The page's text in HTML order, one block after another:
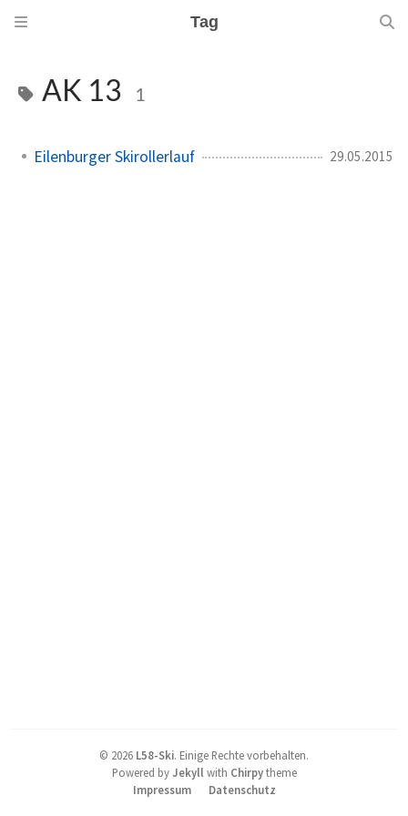
Tag
AK 13 1
Eilenburger Skirollerlauf 29.05.2015
© 2026 L58-Ski. Einige Rechte vorbehalten.
Powered byJekyll with Chirpytheme
Impressum
Datenschutz